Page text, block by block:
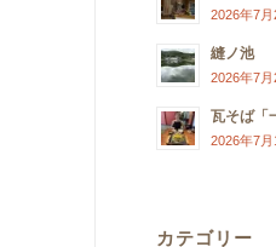
2026年7
縫ノ池
2026年7
瓦そば「
2026年7
カテゴリー